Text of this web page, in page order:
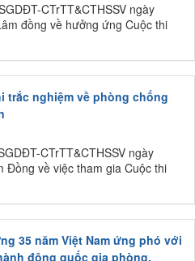
CTrTT&CTHSSV ngày
đồng về hưởng ứng Cuộc thi
trắc nghiệm về phòng chống
CTrTT&CTHSSV ngày
Đồng về việc tham gia Cuộc thi
35 năm Việt Nam ứng phó với
động quốc gia phòng,